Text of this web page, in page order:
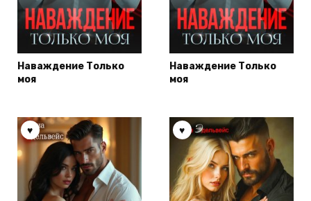
Наваждение Только
моя
Наваждение Только
моя